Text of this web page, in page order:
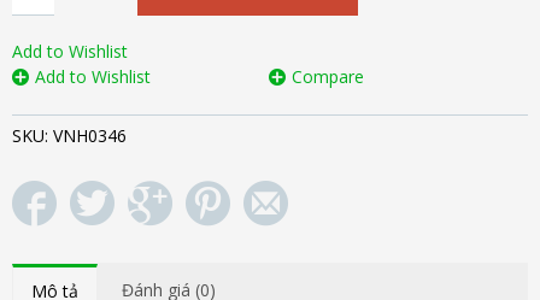
salon
VNH0346
lượng
Add to Wishlist
Add to Wishlist
Compare
SKU: VNH0346
Mô tả Đánh giá (0)